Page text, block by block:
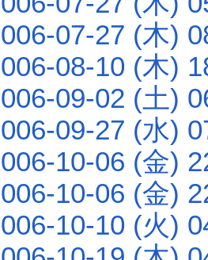
07-27 (木)
08-10 (木)
09-02 (土)
09-27 (水)
10-06 (金)
10-06 (金)
10-10 (火)